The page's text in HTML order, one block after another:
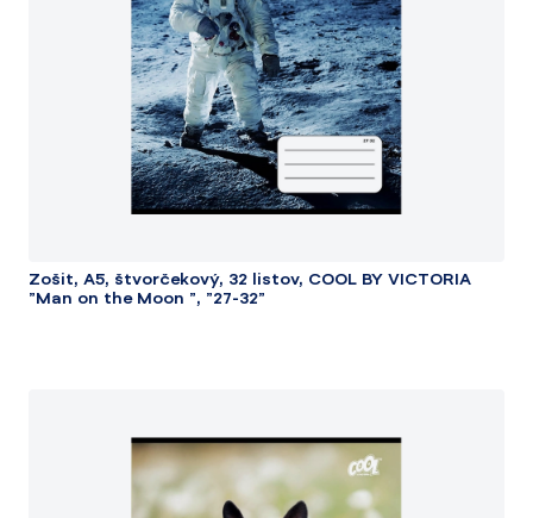
Zošit, A5, štvorčekový, 32 listov, COOL BY VICTORIA
"Man on the Moon ", "27-32"